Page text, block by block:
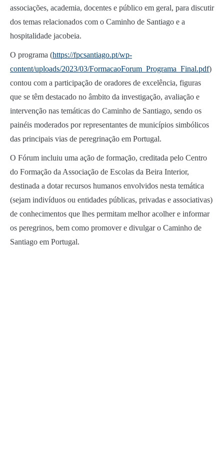
associações, academia, docentes e público em geral, para discutir
dos temas relacionados com o Caminho de Santiago e a
hospitalidade jacobeia.
O programa (https://fpcsantiago.pt/wp-
content/uploads/2023/03/FormacaoForum_Programa_Final.pdf)
contou com a participação de oradores de excelência, figuras
que se têm destacado no âmbito da investigação, avaliação e
intervenção nas temáticas do Caminho de Santiago, sendo os
painéis moderados por representantes de municípios simbólicos
das principais vias de peregrinação em Portugal.
O Fórum incluiu uma ação de formação, creditada pelo Centro
do Formação da Associação de Escolas da Beira Interior,
destinada a dotar recursos humanos envolvidos nesta temática
(sejam indivíduos ou entidades públicas, privadas e associativas)
de conhecimentos que lhes permitam melhor acolher e informar
os peregrinos, bem como promover e divulgar o Caminho de
Santiago em Portugal.